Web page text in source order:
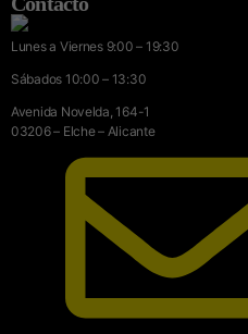
Lunes a Viernes 9:00 – 19:30
Sábados 10:00 – 13:30
Avenida Novelda, 164-1
03206 – Elche – Alicante